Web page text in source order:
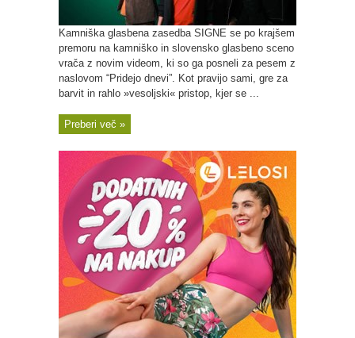
Kamniška glasbena zasedba SIGNE se po krajšem
premoru na kamniško in slovensko glasbeno sceno
vrača z novim videom, ki so ga posneli za pesem z
naslovom “Pridejo dnevi”. Kot pravijo sami, gre za
barvit in rahlo »vesoljski« pristop, kjer se ...
Preberi več »